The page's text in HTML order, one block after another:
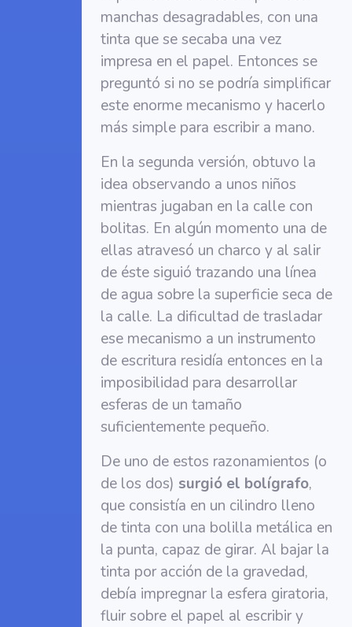
manchas desagradables, con una
tinta que se secaba una vez
impresa en el papel. Entonces se
preguntó si no se podría simplificar
este enorme mecanismo y hacerlo
más simple para escribir a mano.
En la segunda versión, obtuvo la
idea observando a unos niños
mientras jugaban en la calle con
bolitas. En algún momento una de
ellas atravesó un charco y al salir
de éste siguió trazando una línea
de agua sobre la superficie seca de
la calle. La dificultad de trasladar
ese mecanismo a un instrumento
de escritura residía entonces en la
imposibilidad para desarrollar
esferas de un tamaño
suficientemente pequeño.
De uno de estos razonamientos (o
de los dos) surgió el bolígrafo,
que consistía en un cilindro lleno
de tinta con una bolilla metálica en
la punta, capaz de girar. Al bajar la
tinta por acción de la gravedad,
debía impregnar la esfera giratoria,
fluir sobre el papel al escribir y